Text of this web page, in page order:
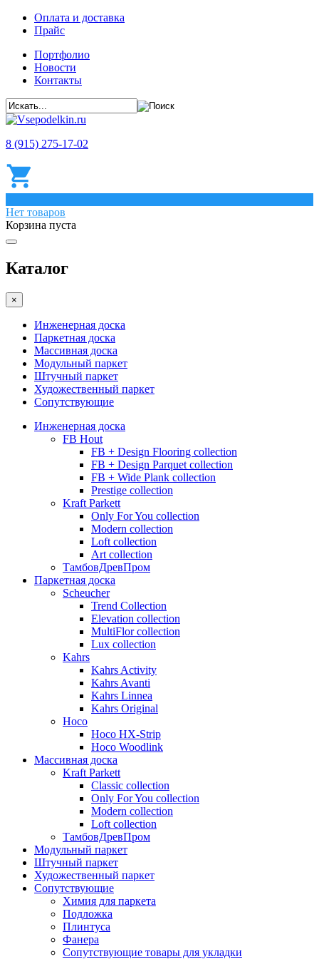
Оплата и доставка
Прайс
Портфолио
Новости
Контакты
8 (915) 275-17-02
Нет товаров
Корзина пуста
Каталог
×
Инженерная доска
Паркетная доска
Массивная доска
Модульный паркет
Штучный паркет
Художественный паркет
Сопутствующие
Инженерная доска
FB Hout
FB + Design Flooring collection
FB + Design Parquet collection
FB + Wide Plank collection
Prestige collection
Kraft Parkett
Only For You collection
Modern collection
Loft collection
Art collection
ТамбовДревПром
Паркетная доска
Scheucher
Trend Collection
Elevation collection
MultiFlor collection
Lux collection
Kahrs
Kahrs Activity
Kahrs Avanti
Kahrs Linnea
Kahrs Original
Hoco
Hoco HX-Strip
Hoco Woodlink
Массивная доска
Kraft Parkett
Classic collection
Only For You collection
Modern collection
Loft collection
ТамбовДревПром
Модульный паркет
Штучный паркет
Художественный паркет
Сопутствующие
Химия для паркета
Подложка
Плинтуса
Фанера
Сопутствующие товары для укладки